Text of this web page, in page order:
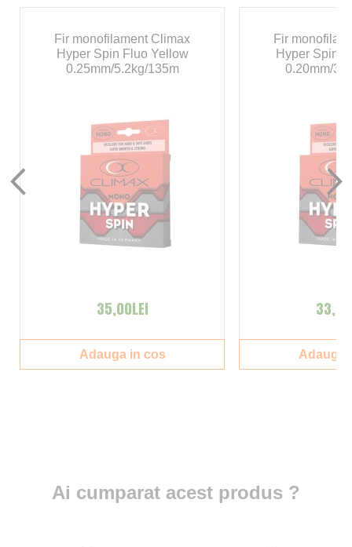
Ai cumparat acest produs ?
Fir monofilament Climax
Hyper Spin Fluo Yellow
0.25mm/5.2kg/135m
35,00LEI
Adauga in cos
Fir
Hyper Spin
0.20mm/
Adauga